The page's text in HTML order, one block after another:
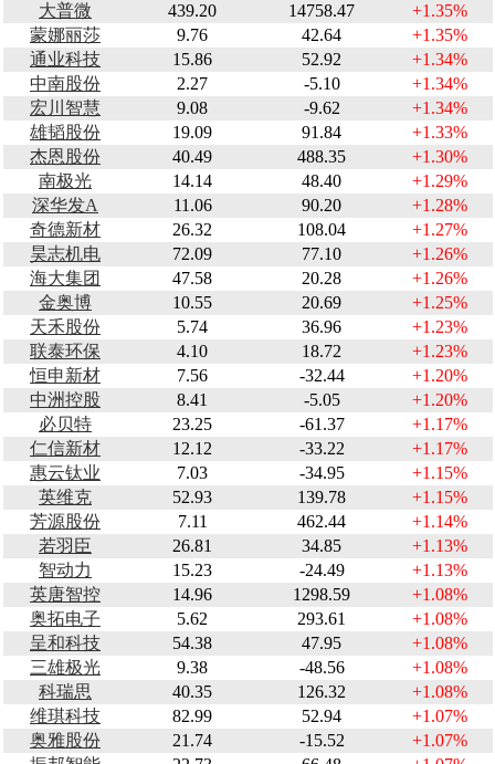
大普微
439.20 14758.47
+1.35%
蒙娜丽莎
9.76 42.64
+1.35%
通业科技
15.86 52.92
+1.34%
中南股份
2.27 -5.10
+1.34%
宏川智慧
9.08 -9.62
+1.34%
雄韬股份
19.09 91.84
+1.33%
杰恩股份
40.49 488.35
+1.30%
南极光
14.14 48.40
+1.29%
深华发A
11.06 90.20
+1.28%
奇德新材
26.32 108.04
+1.27%
昊志机电
72.09 77.10
+1.26%
海大集团
47.58 20.28
+1.26%
金奥博
10.55 20.69
+1.25%
天禾股份
5.74 36.96
+1.23%
联泰环保
4.10 18.72
+1.23%
恒申新材
7.56 -32.44
+1.20%
中洲控股
8.41 -5.05
+1.20%
必贝特
23.25 -61.37
+1.17%
仁信新材
12.12 -33.22
+1.17%
惠云钛业
7.03 -34.95
+1.15%
英维克
52.93 139.78
+1.15%
芳源股份
7.11 462.44
+1.14%
若羽臣
26.81 34.85
+1.13%
智动力
15.23 -24.49
+1.13%
英唐智控
14.96 1298.59
+1.08%
奥拓电子
5.62 293.61
+1.08%
呈和科技
54.38 47.95
+1.08%
三雄极光
9.38 -48.56
+1.08%
科瑞思
40.35 126.32
+1.08%
维琪科技
82.99 52.94
+1.07%
奥雅股份
21.74 -15.52
+1.07%